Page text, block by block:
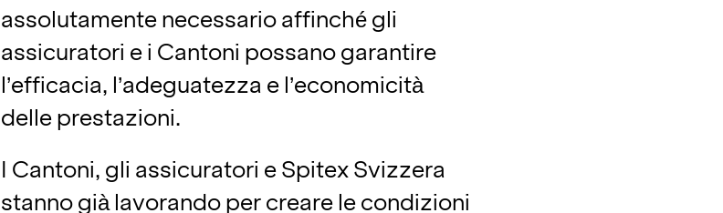
assolutamente necessario affinché gli
assicuratori e i Cantoni possano garantire
l’efficacia, l’adeguatezza e l’economicità
delle prestazioni.
I Cantoni, gli assicuratori e Spitex Svizzera
stanno già lavorando per creare le condizioni